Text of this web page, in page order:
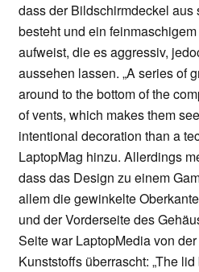
dass der Bildschirmdeckel aus
besteht und ein
aufweist, die es aggressiv,
aussehen lassen. „A series of
around to the bottom of the
of vents, which makes them
intentional decoration than a
LaptopMag hinzu. Allerdings
dass das Design zu einem
allem die gewinkelte
und der Vorderseite des
Seite war LaptopMedia von
Kunststoffs überrascht: „The